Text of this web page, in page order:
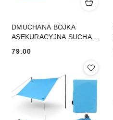
DMUCHANA BOJKA
ASEKURACYJNA SUCHA
72X36CM
79.00